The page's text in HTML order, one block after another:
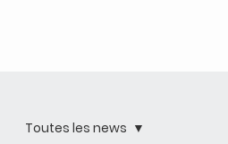
Toutes les news